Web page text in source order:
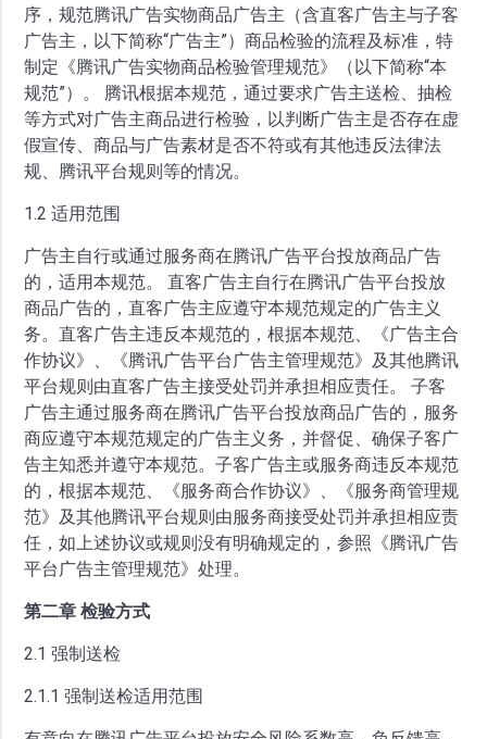
序，规范腾讯广告实物商品广告主（含直客广告主与子客
广告主，以下简称“广告主”）商品检验的流程及标准，特
制定《腾讯广告实物商品检验管理规范》（以下简称“本
规范”）。 腾讯根据本规范，通过要求广告主送检、抽检
等方式对广告主商品进行检验，以判断广告主是否存在虚
假宣传、商品与广告素材是否不符或有其他违反法律法
规、腾讯平台规则等的情况。
1.2 适用范围
广告主自行或通过服务商在腾讯广告平台投放商品广告
的，适用本规范。 直客广告主自行在腾讯广告平台投放
商品广告的，直客广告主应遵守本规范规定的广告主义
务。直客广告主违反本规范的，根据本规范、《广告主合
作协议》、《腾讯广告平台广告主管理规范》及其他腾讯
平台规则由直客广告主接受处罚并承担相应责任。 子客
广告主通过服务商在腾讯广告平台投放商品广告的，服务
商应遵守本规范规定的广告主义务，并督促、确保子客广
告主知悉并遵守本规范。子客广告主或服务商违反本规范
的，根据本规范、《服务商合作协议》、《服务商管理规
范》及其他腾讯平台规则由服务商接受处罚并承担相应责
任，如上述协议或规则没有明确规定的，参照《腾讯广告
平台广告主管理规范》处理。
第二章 检验方式
2.1 强制送检
2.1.1 强制送检适用范围